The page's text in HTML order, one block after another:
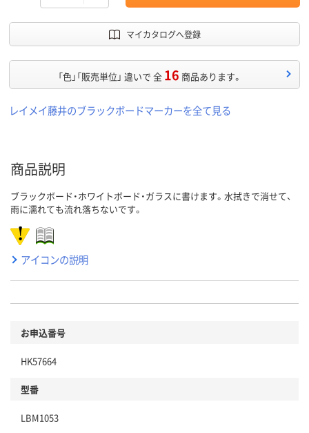
マイカタログへ登録
「色」「販売単位」 違いで 全 16 商品あります。
レイメイ藤井のブラックボードマーカーを全て見る
商品説明
ブラックボード・ホワイトボード・ガラスに書けます。水拭きで消せて、
雨に濡れても流れ落ちないです。
アイコンの説明
お申込番号
HK57664
型番
LBM1053